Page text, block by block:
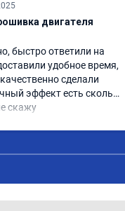
двигателя
быстро ответили на
удобное время,
сделали
эффект есть сколько
скажу